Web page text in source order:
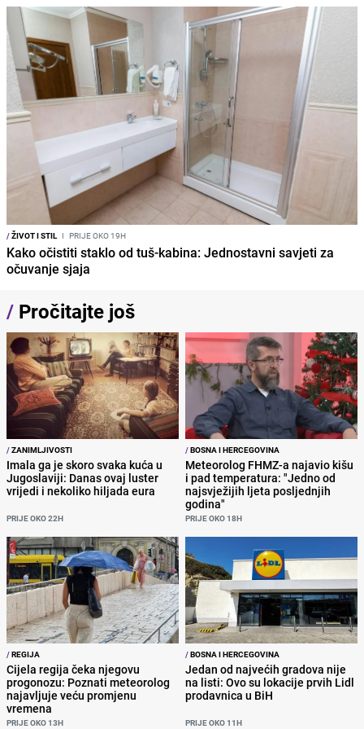
/ŽIVOT I STIL I PRIJE OKO 19H
Kako očistiti staklo od tuš-kabina: Jednostavni savjeti za
očuvanje sjaja
/ Pročitajte još
/ZANIMLJIVOSTI
Imala ga je skoro svaka kuća u
Jugoslaviji: Danas ovaj luster
vrijedi i nekoliko hiljada eura
PRIJE OKO 22H
/BOSNA I HERCEGOVINA
Meteorolog FHMZ-a najavio kišu
i pad temperatura: "Jedno od
najsvježijih ljeta posljednjih
godina"
PRIJE OKO 18H
/REGIJA
Cijela regija čeka njegovu
progonozu: Poznati meteorolog
najavljuje veću promjenu
vremena
PRIJE OKO 13H
/BOSNA I HERCEGOVINA
Jedan od najvećih gradova nije
na listi: Ovo su lokacije prvih Lidl
prodavnica u BiH
PRIJE OKO 11H